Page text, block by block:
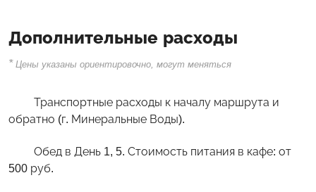
Дополнительные расходы
* Цены указаны ориентировочно, могут меняться
Транспортные расходы к началу маршрута и
обратно (г. Минеральные Воды).
Обед в День 1, 5. Стоимость питания в кафе: от
500 руб.